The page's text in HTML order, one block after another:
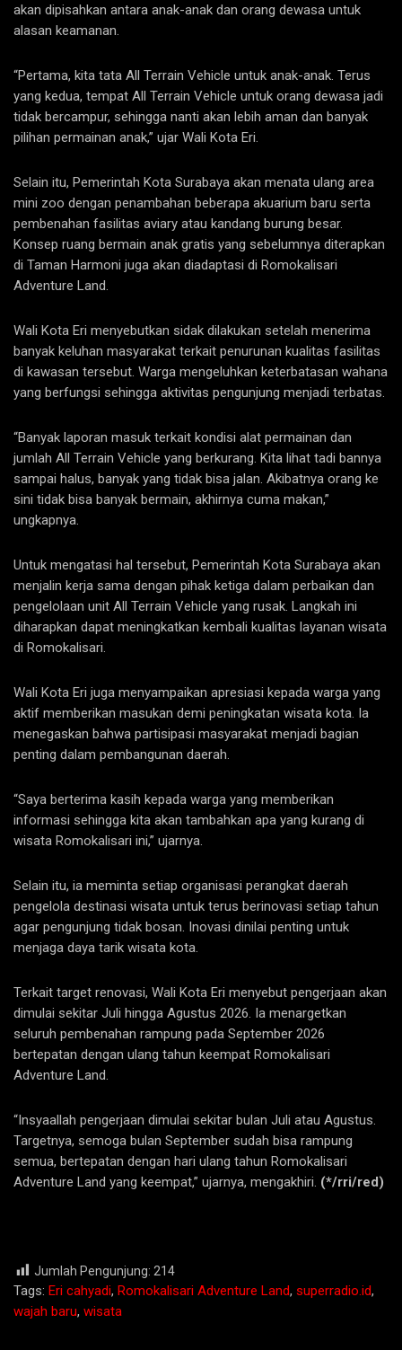
akan dipisahkan antara anak-anak dan orang dewasa untuk
alasan keamanan.
“Pertama, kita tata All Terrain Vehicle untuk anak-anak. Terus
yang kedua, tempat All Terrain Vehicle untuk orang dewasa jadi
tidak bercampur, sehingga nanti akan lebih aman dan banyak
pilihan permainan anak,” ujar Wali Kota Eri.
Selain itu, Pemerintah Kota Surabaya akan menata ulang area
mini zoo dengan penambahan beberapa akuarium baru serta
pembenahan fasilitas aviary atau kandang burung besar.
Konsep ruang bermain anak gratis yang sebelumnya diterapkan
di Taman Harmoni juga akan diadaptasi di Romokalisari
Adventure Land.
Wali Kota Eri menyebutkan sidak dilakukan setelah menerima
banyak keluhan masyarakat terkait penurunan kualitas fasilitas
di kawasan tersebut. Warga mengeluhkan keterbatasan wahana
yang berfungsi sehingga aktivitas pengunjung menjadi terbatas.
“Banyak laporan masuk terkait kondisi alat permainan dan
jumlah All Terrain Vehicle yang berkurang. Kita lihat tadi bannya
sampai halus, banyak yang tidak bisa jalan. Akibatnya orang ke
sini tidak bisa banyak bermain, akhirnya cuma makan,”
ungkapnya.
Untuk mengatasi hal tersebut, Pemerintah Kota Surabaya akan
menjalin kerja sama dengan pihak ketiga dalam perbaikan dan
pengelolaan unit All Terrain Vehicle yang rusak. Langkah ini
diharapkan dapat meningkatkan kembali kualitas layanan wisata
di Romokalisari.
Wali Kota Eri juga menyampaikan apresiasi kepada warga yang
aktif memberikan masukan demi peningkatan wisata kota. Ia
menegaskan bahwa partisipasi masyarakat menjadi bagian
penting dalam pembangunan daerah.
“Saya berterima kasih kepada warga yang memberikan
informasi sehingga kita akan tambahkan apa yang kurang di
wisata Romokalisari ini,” ujarnya.
Selain itu, ia meminta setiap organisasi perangkat daerah
pengelola destinasi wisata untuk terus berinovasi setiap tahun
agar pengunjung tidak bosan. Inovasi dinilai penting untuk
menjaga daya tarik wisata kota.
Terkait target renovasi, Wali Kota Eri menyebut pengerjaan akan
dimulai sekitar Juli hingga Agustus 2026. Ia menargetkan
seluruh pembenahan rampung pada September 2026
bertepatan dengan ulang tahun keempat Romokalisari
Adventure Land.
“Insyaallah pengerjaan dimulai sekitar bulan Juli atau Agustus.
Targetnya, semoga bulan September sudah bisa rampung
semua, bertepatan dengan hari ulang tahun Romokalisari
Adventure Land yang keempat,” ujarnya, mengakhiri. (*/rri/red)
Jumlah Pengunjung: 214
Tags: Eri cahyadi, Romokalisari Adventure Land, superradio.id,
wajah baru, wisata